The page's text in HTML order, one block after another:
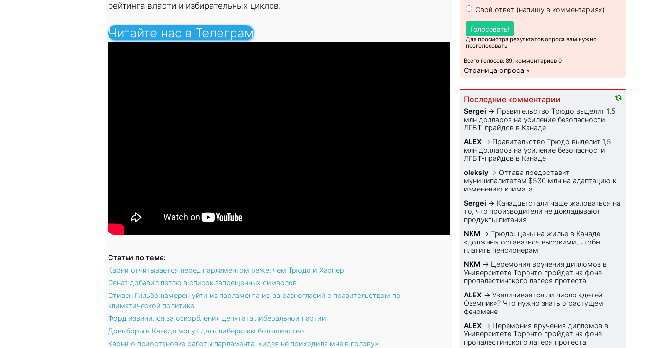
рейтинга власти и избирательных циклов.
Читайте нас в Телеграм
Статьи по теме:
Карни отчитывается перед парламентом реже, чем Трюдо и Харпер
Сенат добавил петлю в список запрещенных символов
Стивен Гильбо намерен уйти из парламента из-за разногласий с правительством по
климатической политике
Форд извинился за оскорбления депутата либеральной партии
Довыборы в Канаде могут дать либералам большинство
Карни о приостановке работы парламента: «идея не приходила мне в голову»
Свой ответ (напишу в комментариях)
Голосовать!
Для просмотра результатов опроса вам нужно
проголосовать
Всего голосов: 89, комментариев 0
Страница опроса »
Последние комментарии
Sеrgei → Правительство Трюдо выделит 1,5
млн долларов на усиление безопасности
ЛГБТ-прайдов в Канаде
ALEX → Правительство Трюдо выделит 1,5
млн долларов на усиление безопасности
ЛГБТ-прайдов в Канаде
oleksiy → Оттава предоставит
муниципалитетам $530 млн на адаптацию к
изменению климата
Sеrgei → Канадцы стали чаще жаловаться на
то, что производители не докладывают
продукты питания
NKM →Трюдо: цены на жилье в Канаде
«должны» оставаться высокими, чтобы
платить пенсионерам
NKM → Церемония вручения дипломов в
Университете Торонто пройдет на фоне
пропалестинского лагеря протеста
ALEX →Увеличивается ли число «детей
Оземпик»? Что нужно знать о растущем
феномене
ALEX → Церемония вручения дипломов в
Университете Торонто пройдет на фоне
пропалестинского лагеря протеста